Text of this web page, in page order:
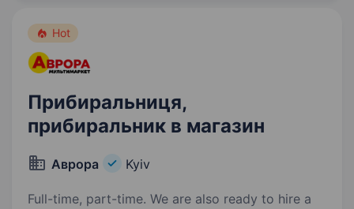
Hot
Прибиральниця,
прибиральник в магазин
Аврора Kyiv
Full-time, part-time. We are also ready to hire a